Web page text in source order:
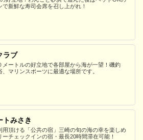
で新鮮な寿司会席を召し上がれ！
ラブ
メートルの好立地で各部屋から海が一望！磯釣
、マリンスポーツに最適な場所です。
トみさき
用頂ける「公共の宿」三崎の旬の海の幸を楽しめ
ーチェックインの宿・最長20時間滞在可能！